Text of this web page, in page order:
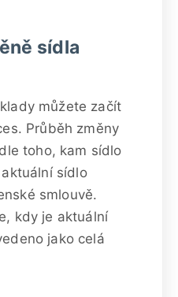
sídla
můžete začít
Průběh změny
toho, kam sídlo
sídlo
smlouvě.
kdy je aktuální
jako celá